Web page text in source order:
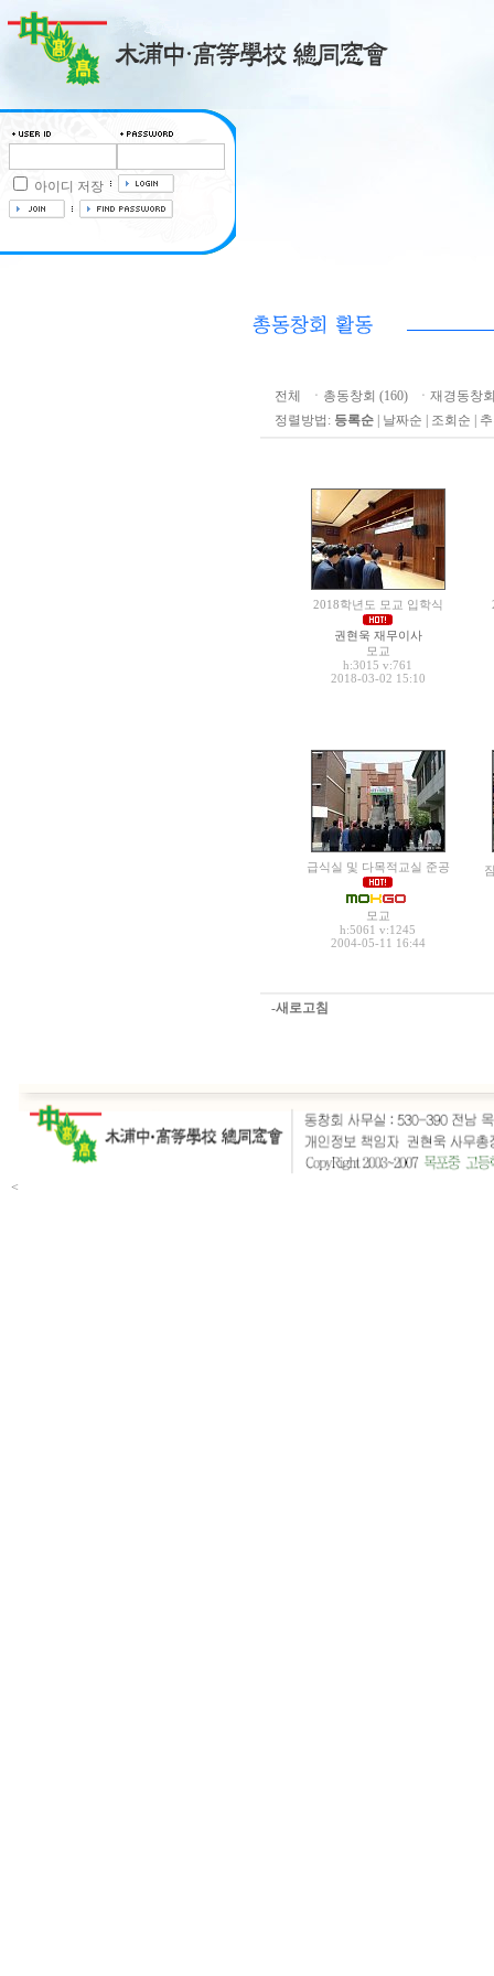
아이디 저장
전체 ㆍ 총동창회 (160) ㆍ 재경동창
정렬방법: 등록순| 날짜순 조회순
2018학년도 모교 입학식
권현욱 재무이사
모교
h:3015 v:761
2018-03-02 15:10
급식실 및 다목적교실 준공
모교
h:5061 v:1245
2004-05-11 16:44
-새로고침
<